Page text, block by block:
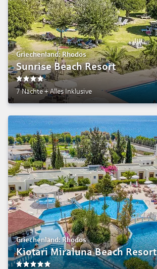
Griechenland: Rhodos
Sunrise Beach Resort
4
7 Nächte+Alles Inklusive
Griechenland: Rhodos
Kiotari Miraluna Beach Resort